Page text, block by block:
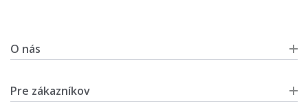
O nás
Pre zákazníkov